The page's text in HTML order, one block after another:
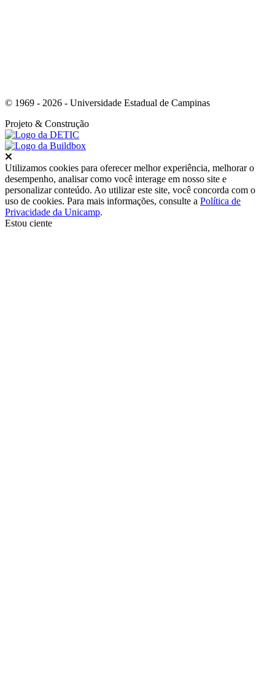
© 1969 - 2026 - Universidade Estadual de Campinas
Projeto & Construção
Utilizamos cookies para oferecer melhor experiência, melhorar o
desempenho, analisar como você interage em nosso site e
personalizar conteúdo. Ao utilizar este site, você concorda com o
uso de cookies. Para mais informações, consulte a Política de
Privacidade da Unicamp.
Estou ciente